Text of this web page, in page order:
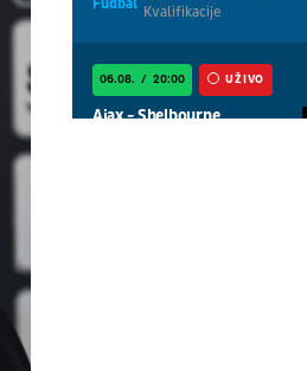
Fudbal Kvalifikacije
06.08. 20:00 UŽIVO
Ajax - Shelbourne